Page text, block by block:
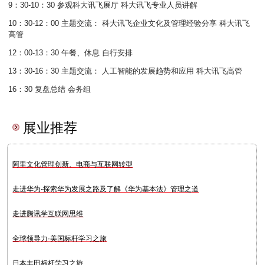
9：30-10：30 参观科大讯飞展厅 科大讯飞专业人员讲解
10：30-12：00 主题交流： 科大讯飞企业文化及管理经验分享 科大讯飞
高管
12：00-13：30 午餐、休息 自行安排
13：30-16：30 主题交流： 人工智能的发展趋势和应用 科大讯飞高管
16：30 复盘总结 会务组
展业推荐
阿里文化管理创新、电商与互联网转型
走进华为-探索华为发展之路及了解《华为基本法》管理之道
走进腾讯学互联网思维
全球领导力·美国标杆学习之旅